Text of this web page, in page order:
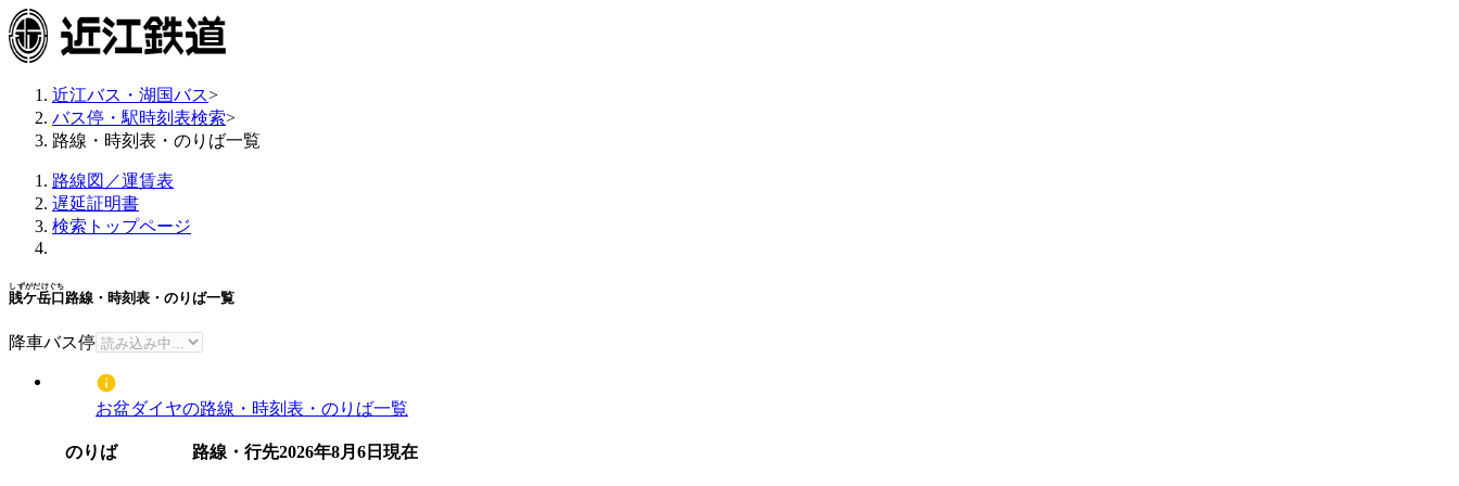
近江バス・湖国バス>
バス停・駅時刻表検索>
路線・時刻表・のりば一覧
路線図／運賃表
遅延証明書
検索トップページ
賎ケ岳口
しずがだけぐち
路線・時刻表・のりば一覧
降車バス停
お盆ダイヤの路線・時刻表・のりば一覧
のりば 路線・行先2026年8月6日 現在